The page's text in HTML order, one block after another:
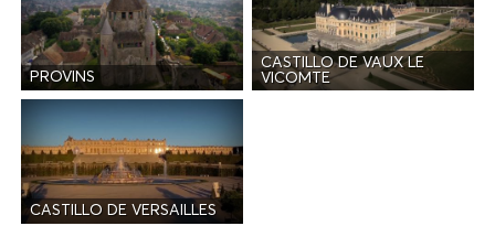
PROVINS
CASTILLO DE VAUX LE
VICOMTE
CASTILLO DE VERSAILLES